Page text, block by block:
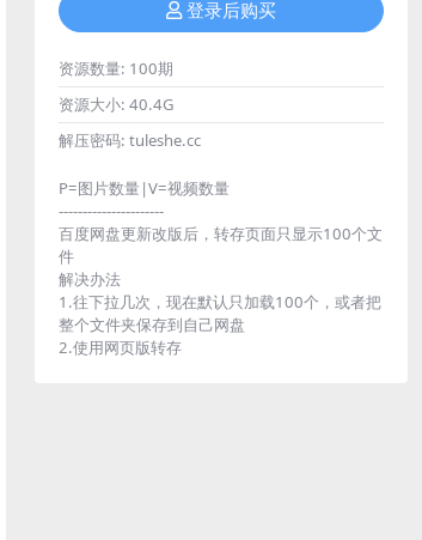
登录后购买
资源数量: 100期
资源大小: 40.4G
解压密码: tuleshe.cc
P=图片数量|V=视频数量
----------------------
百度网盘更新改版后，转存页面只显示100个文
件
解决办法
1.往下拉几次，现在默认只加载100个，或者把
整个文件夹保存到自己网盘
2.使用网页版转存